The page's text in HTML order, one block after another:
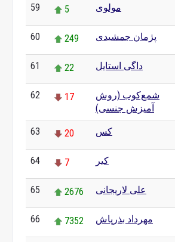
59 5 مولوی
60 249 پژمان جمشیدی
61 22 داگی استایل
62 17
شمع‌کوب (روش
آمیزش جنسی)
63 20 کس
64 7 کیر
65 2676 علی لاریجانی
66 7352 مهرداد بذرپاش